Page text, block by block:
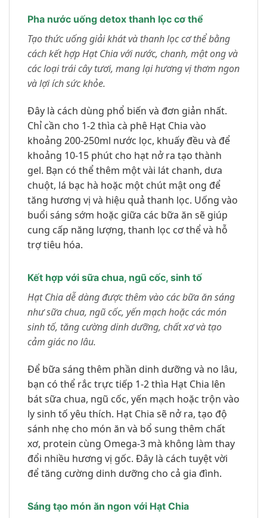
Pha nước uống detox thanh lọc cơ thể
Tạo thức uống giải khát và thanh lọc cơ thể bằng
cách kết hợp Hạt Chia với nước, chanh, mật ong và
các loại trái cây tươi, mang lại hương vị thơm ngon
và lợi ích sức khỏe.
Đây là cách dùng phổ biến và đơn giản nhất.
Chỉ cần cho 1-2 thìa cà phê Hạt Chia vào
khoảng 200-250ml nước lọc, khuấy đều và để
khoảng 10-15 phút cho hạt nở ra tạo thành
gel. Bạn có thể thêm một vài lát chanh, dưa
chuột, lá bạc hà hoặc một chút mật ong để
tăng hương vị và hiệu quả thanh lọc. Uống vào
buổi sáng sớm hoặc giữa các bữa ăn sẽ giúp
cung cấp năng lượng, thanh lọc cơ thể và hỗ
trợ tiêu hóa.
Kết hợp với sữa chua, ngũ cốc, sinh tố
Hạt Chia dễ dàng được thêm vào các bữa ăn sáng
như sữa chua, ngũ cốc, yến mạch hoặc các món
sinh tố, tăng cường dinh dưỡng, chất xơ và tạo
cảm giác no lâu.
Để bữa sáng thêm phần dinh dưỡng và no lâu,
bạn có thể rắc trực tiếp 1-2 thìa Hạt Chia lên
bát sữa chua, ngũ cốc, yến mạch hoặc trộn vào
ly sinh tố yêu thích. Hạt Chia sẽ nở ra, tạo độ
sánh nhẹ cho món ăn và bổ sung thêm chất
xơ, protein cùng Omega-3 mà không làm thay
đổi nhiều hương vị gốc. Đây là cách tuyệt vời
để tăng cường dinh dưỡng cho cả gia đình.
Sáng tạo món ăn ngon với Hạt Chia